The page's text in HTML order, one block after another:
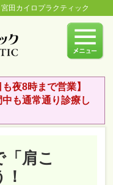
田カイロプラクティック
夜8時まで営業】
も通常通り診療し
肩こ